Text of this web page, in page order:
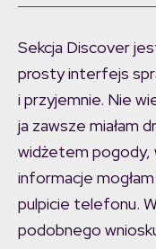
Sekcja Discover
prosty interfejs
i przyjemnie. Nie
ja zawsze miałam
widżetem pogody,
informacje
pulpicie telefonu.
podobnego